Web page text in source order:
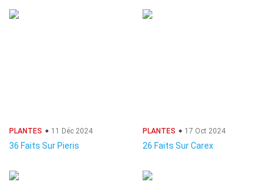
PLANTES 11 Déc 2024
36 Faits Sur Pieris
PLANTES 17 Oct 2024
26 Faits Sur Carex